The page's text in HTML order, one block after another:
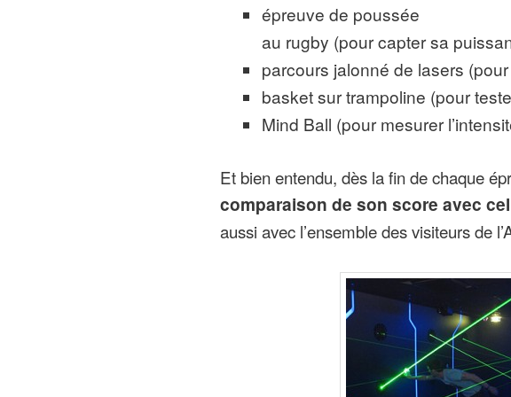
épreuve de poussée
au rugby (pour capter sa
parcours jalonné de lasers
basket sur trampoline (pour
Mind Ball (pour mesurer
Et bien entendu, dès la fin de chaque
comparaison de son score avec
aussi avec l’ensemble des visiteurs de